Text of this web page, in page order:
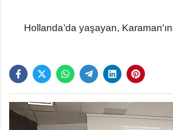
Hollanda’da yaşayan,